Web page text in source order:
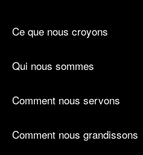
Ce que nous croyons
Qui nous sommes
Comment nous servons
Comment nous grandissons